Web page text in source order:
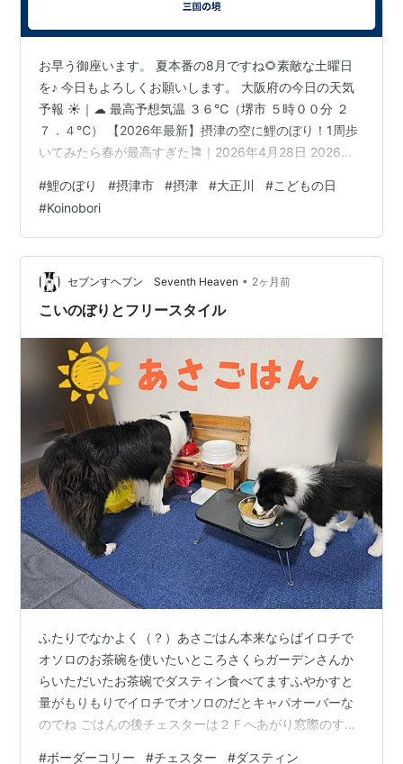
お早う御座います。 夏本番の8月ですね🌻素敵な土曜日
を♪ 今日もよろしくお願いします。 大阪府の今日の天気
予報 ☀｜☁ 最高予想気温 ３６℃（堺市 ５時００分 ２
７．４℃） 【2026年最新】摂津の空に鯉のぼり！1周歩
いてみたら春が最高すぎた🎏｜2026年4月28日 2026年4
っと1周歩いてみました。 春の風に揺れる鯉のぼりと、穏
やかな街並み。 ゆったりとした時間を感じられる癒しの
散歩動画です。 ぜひリラックスしながらご覧ください🎏
📍場所：摂津（大阪） 📅撮影日：2026年4月28日 チャ
ンネル登録・高評価もよろしくお願いします！
#鯉のぼり #摂津市 #摂津 #大正川 #こどもの日
#Koinobori
セブンすヘブン Seventh Heaven • 2ヶ月前
こいのぼりとフリースタイル
ふたりでなかよく（？）あさごはん本来ならばイロチで
オソロのお茶碗を使いたいところさくらガーデンさんか
らいただいたお茶碗でダスティン食べてますふやかすと
量がもりもりでイロチでオソロのだとキャパオーバーな
のでね ごはんの後チェスターは２Ｆへあがり窓際のすみ
#ボーダーコリー #チェスター #ダスティン